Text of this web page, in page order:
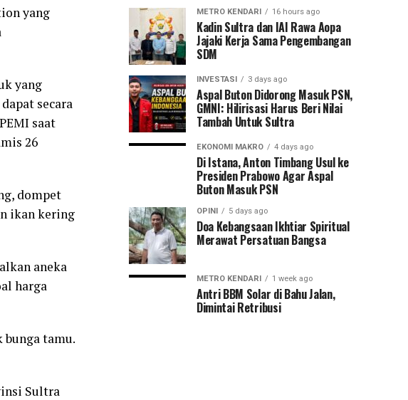
yang
yang
secara
saat
26
dompet
ikan kering
aneka
harga
tamu.
Sultra
METRO KENDARI 16 hours ago
Kadin Sultra dan IAI Rawa Aopa
Jajaki Kerja Sama Pengembangan
SDM
INVESTASI 3 days ago
Aspal Buton Didorong Masuk PSN,
GMNI: Hilirisasi Harus Beri Nilai
Tambah Untuk Sultra
EKONOMI MAKRO 4 days ago
Di Istana, Anton Timbang Usul ke
Presiden Prabowo Agar Aspal
Buton Masuk PSN
OPINI 5 days ago
Doa Kebangsaan Ikhtiar Spiritual
Merawat Persatuan Bangsa
METRO KENDARI 1 week ago
Antri BBM Solar di Bahu Jalan,
Dimintai Retribusi